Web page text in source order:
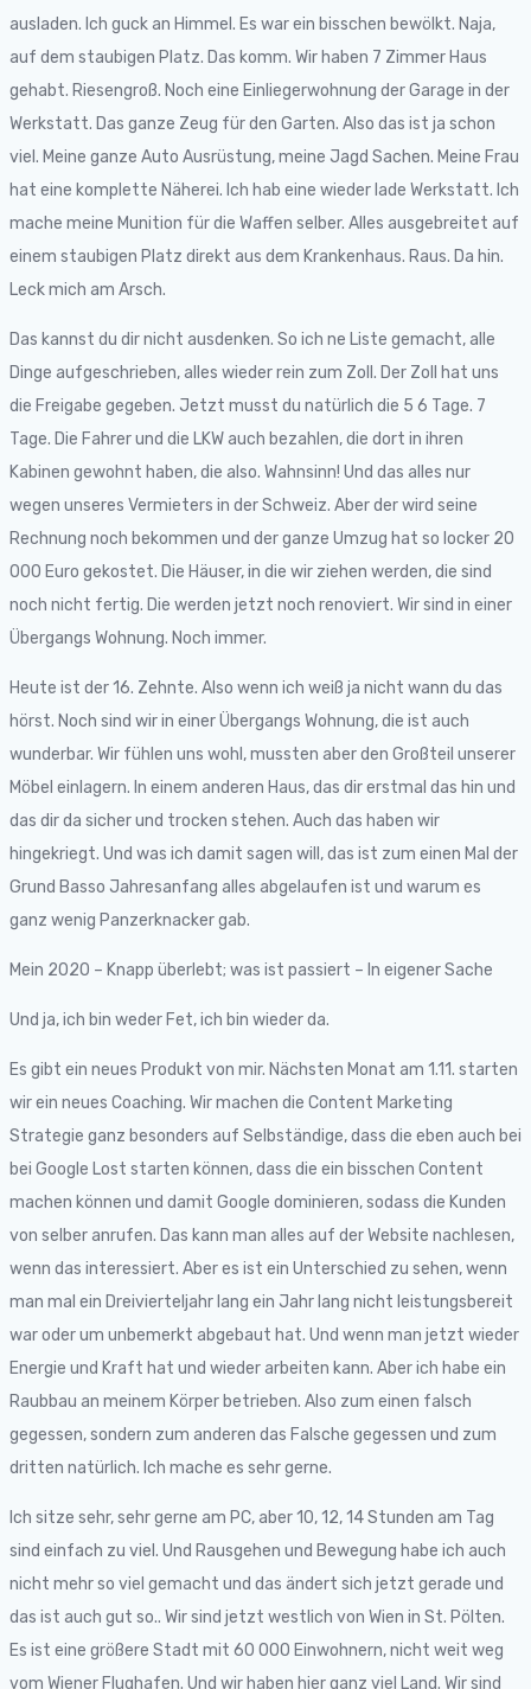
ausladen. Ich guck an Himmel. Es war ein bisschen bewölkt. Naja,
auf dem staubigen Platz. Das komm. Wir haben 7 Zimmer Haus
gehabt. Riesengroß. Noch eine Einliegerwohnung der Garage in der
Werkstatt. Das ganze Zeug für den Garten. Also das ist ja schon
viel. Meine ganze Auto Ausrüstung, meine Jagd Sachen. Meine Frau
hat eine komplette Näherei. Ich hab eine wieder lade Werkstatt. Ich
mache meine Munition für die Waffen selber. Alles ausgebreitet auf
einem staubigen Platz direkt aus dem Krankenhaus. Raus. Da hin.
Leck mich am Arsch.
Das kannst du dir nicht ausdenken. So ich ne Liste gemacht, alle
Dinge aufgeschrieben, alles wieder rein zum Zoll. Der Zoll hat uns
die Freigabe gegeben. Jetzt musst du natürlich die 5 6 Tage. 7
Tage. Die Fahrer und die LKW auch bezahlen, die dort in ihren
Kabinen gewohnt haben, die also. Wahnsinn! Und das alles nur
wegen unseres Vermieters in der Schweiz. Aber der wird seine
Rechnung noch bekommen und der ganze Umzug hat so locker 20
000 Euro gekostet. Die Häuser, in die wir ziehen werden, die sind
noch nicht fertig. Die werden jetzt noch renoviert. Wir sind in einer
Übergangs Wohnung. Noch immer.
Heute ist der 16. Zehnte. Also wenn ich weiß ja nicht wann du das
hörst. Noch sind wir in einer Übergangs Wohnung, die ist auch
wunderbar. Wir fühlen uns wohl, mussten aber den Großteil unserer
Möbel einlagern. In einem anderen Haus, das dir erstmal das hin und
das dir da sicher und trocken stehen. Auch das haben wir
hingekriegt. Und was ich damit sagen will, das ist zum einen Mal der
Grund Basso Jahresanfang alles abgelaufen ist und warum es
ganz wenig Panzerknacker gab.
Mein 2020 – Knapp überlebt; was ist passiert – In eigener Sache
Und ja, ich bin weder Fet, ich bin wieder da.
Es gibt ein neues Produkt von mir. Nächsten Monat am 1.11. starten
wir ein neues Coaching. Wir machen die Content Marketing
Strategie ganz besonders auf Selbständige, dass die eben auch bei
bei Google Lost starten können, dass die ein bisschen Content
machen können und damit Google dominieren, sodass die Kunden
von selber anrufen. Das kann man alles auf der Website nachlesen,
wenn das interessiert. Aber es ist ein Unterschied zu sehen, wenn
man mal ein Dreivierteljahr lang ein Jahr lang nicht leistungsbereit
war oder um unbemerkt abgebaut hat. Und wenn man jetzt wieder
Energie und Kraft hat und wieder arbeiten kann. Aber ich habe ein
Raubbau an meinem Körper betrieben. Also zum einen falsch
gegessen, sondern zum anderen das Falsche gegessen und zum
dritten natürlich. Ich mache es sehr gerne.
Ich sitze sehr, sehr gerne am PC, aber 10, 12, 14 Stunden am Tag
sind einfach zu viel. Und Rausgehen und Bewegung habe ich auch
nicht mehr so viel gemacht und das ändert sich jetzt gerade und
das ist auch gut so.. Wir sind jetzt westlich von Wien in St. Pölten.
Es ist eine größere Stadt mit 60 000 Einwohnern, nicht weit weg
vom Wiener Flughafen. Und wir haben hier ganz viel Land. Wir sind